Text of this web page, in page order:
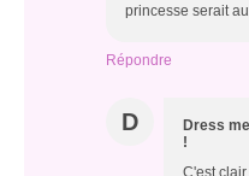
princesse serait
Répondre
D
Dress
!
C'est clair